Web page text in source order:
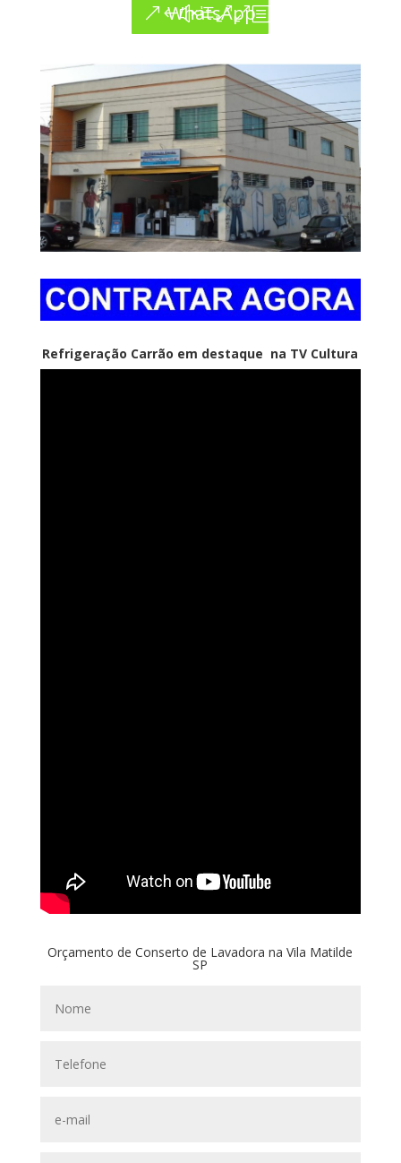
WhatsApp
Refrigeração Carrão em destaque na TV Cultura
Orçamento de Conserto de Lavadora na Vila Matilde
SP